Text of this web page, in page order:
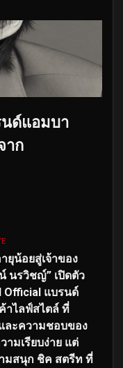
ด์แอมบา
าก
ยุน้อยสู่เจ้าของ
นรวิชญ์” เปิดตัว
Official แบรนด์
าไลฟ์สไตล์ ที่
ละความชอบของ
ามเรียบง่าย แต่
มสนุก ชิค สตรีท ที่